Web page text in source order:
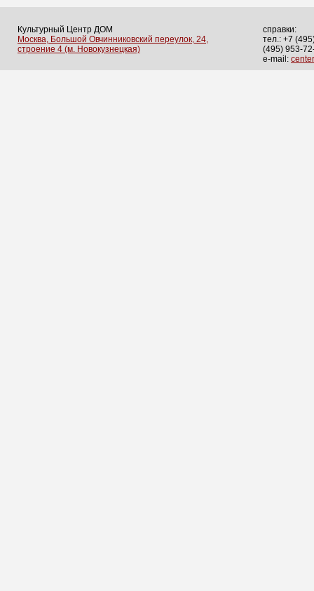
Культурный Центр ДОМ
Москва, Большой Овчинниковский переулок, 24,
строение 4 (м. Новокузнецкая)
справки:
тел.: +7
(495) 953-
e-mail: